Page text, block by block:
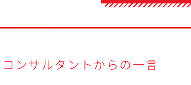
コンサルタントからの一言